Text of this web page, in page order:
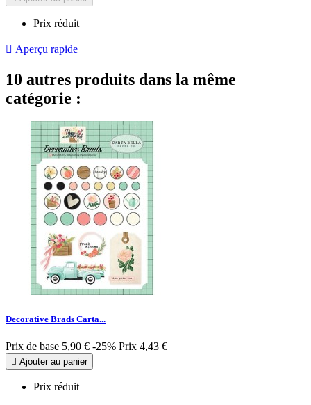
Prix réduit
 Aperçu rapide
10 autres produits dans la même
catégorie :
Decorative Brads Carta...
Prix de base 5,90 € -25% Prix 4,43 €
 Ajouter au panier
Prix réduit